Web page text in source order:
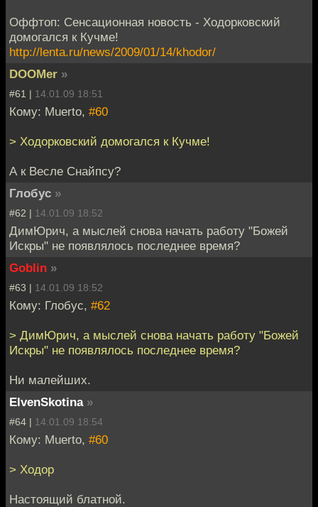
Оффтоп: Сенсационная новость - Ходорковский
домогался к Кучме!
http://lenta.ru/news/2009/01/14/khodor/
DOOMer »
#61 | 14.01.09 18:51
Кому: Muerto, #60
> Ходорковский домогался к Кучме!
А к Весле Снайпсу?
Глобус »
#62 | 14.01.09 18:52
ДимЮрич, а мыслей снова начать работу "Божей
Искры" не появлялось последнее время?
Goblin »
#63 | 14.01.09 18:52
Кому: Глобус, #62
> ДимЮрич, а мыслей снова начать работу "Божей
Искры" не появлялось последнее время?
Ни малейших.
ElvenSkotina »
#64 | 14.01.09 18:54
Кому: Muerto, #60
> Ходор
Настоящий блатной.